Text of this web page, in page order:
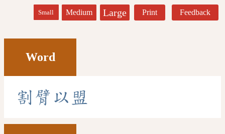
Small Medium Large Print Feedback
Word
割 臂 以 盟